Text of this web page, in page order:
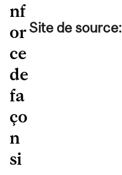
nf
or
ce
de
fa
ço
n
si
Site de source: